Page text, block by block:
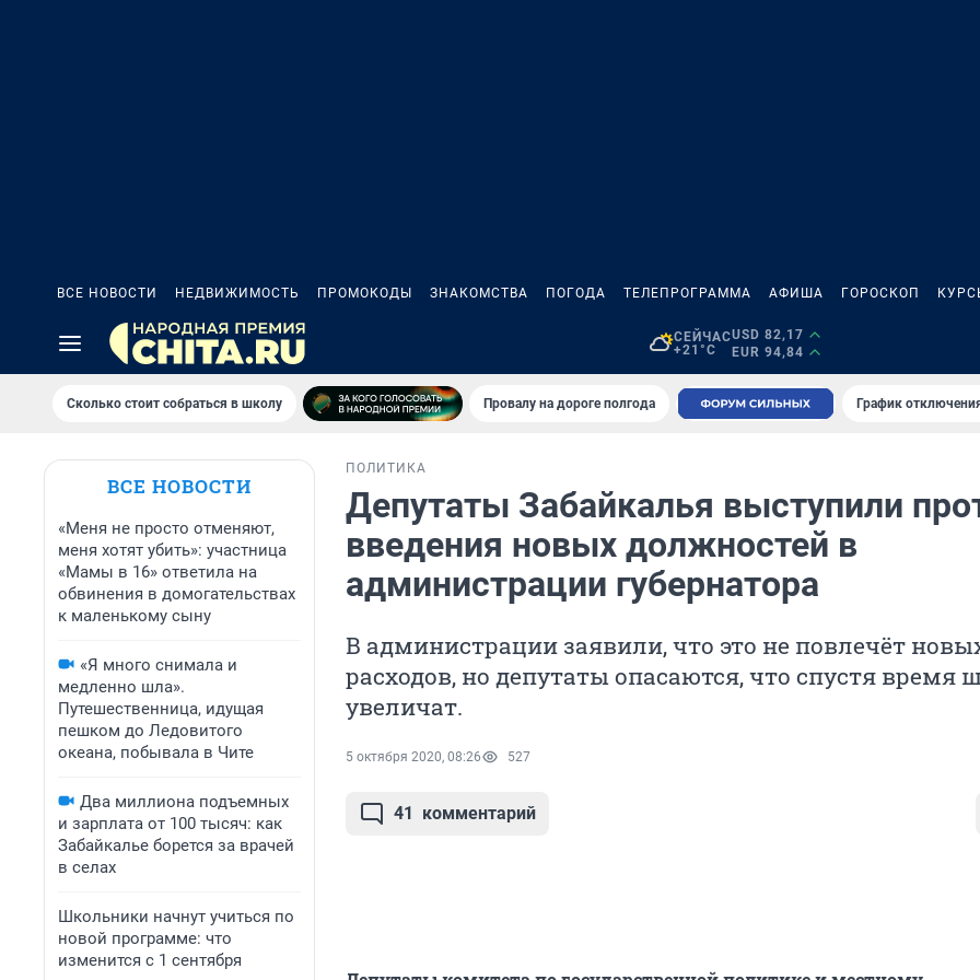
ВСЕ НОВОСТИ НЕДВИЖИМОСТЬ ПРОМОКОДЫ ЗНАКОМСТВА ПОГОДА ТЕЛЕПРОГРАММА АФИША ГОРОСКОП
СЕЙЧАС
+21°C
USD 82,17
EUR 94,84
Сколько стоит собраться в школу Провалу на дороге полгода График
ВСЕ НОВОСТИ
«Меня не просто отменяют,
меня хотят убить»: участница
«Мамы в 16» ответила на
обвинения в домогательствах
к маленькому сыну
«Я много снимала и
медленно шла».
Путешественница, идущая
пешком до Ледовитого
океана, побывала в Чите
Два миллиона подъемных
и зарплата от 100 тысяч: как
Забайкалье борется за врачей
в селах
Школьники начнут учиться по
новой программе: что
изменится с 1 сентября
ПОЛИТИКА
Депутаты Забайкалья выступили
введения новых должностей в
администрации губернатора
В администрации заявили, что это не повлечёт
расходов, но депутаты опасаются, что спустя время
увеличат.
5 октября 2020, 08:26 527
41 комментарий